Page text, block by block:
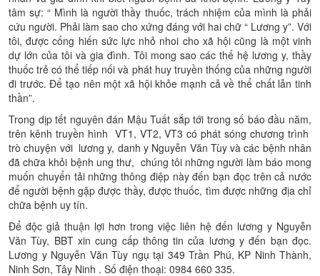
tâm sự: “ Mình là người thầy thuốc, trách nhiệm của mình là phải
cứu người. Phải làm sao cho xứng đáng với hai chữ “ Lương y”. Với
tôi, được cống hiến sức lực nhỏ nhoi cho xã hội cũng là một vinh
dự lớn của tôi và gia đình. Tôi mong sao các thế hệ lương y, thầy
thuốc trẻ có thể tiếp nối và phát huy truyền thống của những người
đi trước. Để tạo nên một xã hội khỏe mạnh cả về thể chất lẫn tinh
thần”.
Trong dịp tết nguyên đán Mậu Tuất sắp tới trong số báo đầu năm,
trên kênh truyền hình VT1, VT2, VT3 có phát sóng chương trình
trò chuyện với lương y, danh y Nguyễn Văn Tùy và các bệnh nhân
đã chữa khỏi bệnh ung thư, chúng tôi những người làm báo mong
muốn chuyển tải những thông điệp này đến bạn đọc trên cả nước
để người bệnh gặp được thầy, được thuốc, tìm được những địa chỉ
chữa bệnh uy tín.
Để độc giả thuận lợi hơn trong việc liên hệ đến lương y Nguyễn
Văn Tùy, BBT xin cung cấp thông tin của lương y đến bạn đọc.
Lương y Nguyễn Văn Tùy ngụ tại 349 Trần Phú, KP Ninh Thành,
Ninh Sơn, Tây Ninh . Số điện thoại: 0984 660 335.